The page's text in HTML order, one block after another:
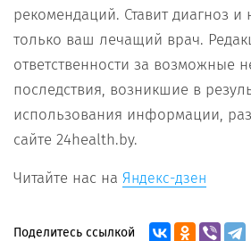
рекомендаций. Ставит диагноз и
только ваш лечащий врач.
ответственности за возможные
последствия, возникшие в
использования информации,
сайте 24health.by.
Читайте нас на Яндекс-дзен
Поделитесь ссылкой